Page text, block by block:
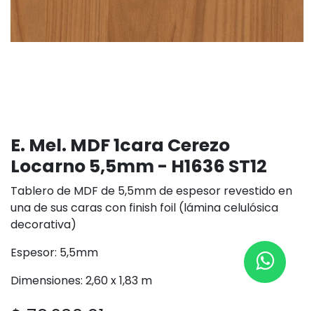
E. Mel. MDF 1cara Cerezo
Locarno 5,5mm - H1636 ST12
Tablero de MDF de 5,5mm de espesor revestido en
una de sus caras con finish foil (lámina celulósica
decorativa)
Espesor: 5,5mm
Dimensiones: 2,60 x 1,83 m